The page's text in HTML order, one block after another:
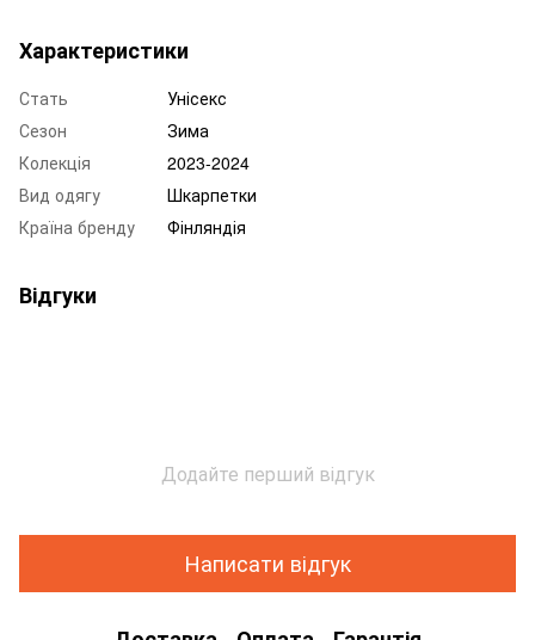
Характеристики
Стать
Унісекс
Сезон
Зима
Колекція
2023-2024
Вид одягу
Шкарпетки
Країна бренду
Фінляндія
Відгуки
Додайте перший відгук
Написати відгук